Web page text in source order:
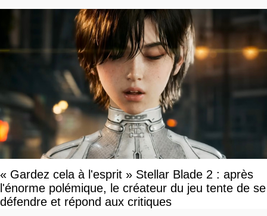
« Gardez cela à l'esprit » Stellar Blade 2 : après
l'énorme polémique, le créateur du jeu tente de se
défendre et répond aux critiques